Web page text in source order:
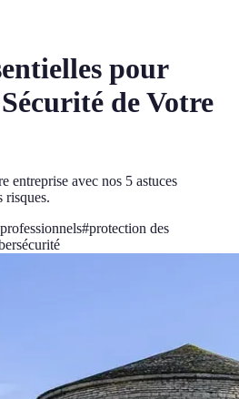
pour
de Votre
entreprise avec nos 5 astuces
risques.
#protection des